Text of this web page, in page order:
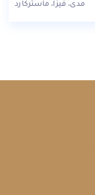
مدى، فيزا، ماستركارد